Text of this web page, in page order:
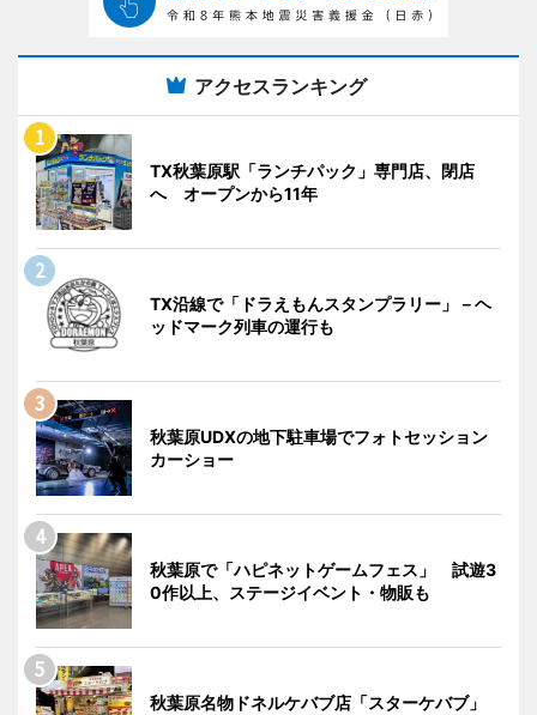
アクセスランキング
TX秋葉原駅「ランチパック」専門店、閉店
へ オープンから11年
TX沿線で「ドラえもんスタンプラリー」－ヘ
ッドマーク列車の運行も
秋葉原UDXの地下駐車場でフォトセッション
カーショー
秋葉原で「ハピネットゲームフェス」 試遊3
0作以上、ステージイベント・物販も
秋葉原名物ドネルケバブ店「スターケバブ」